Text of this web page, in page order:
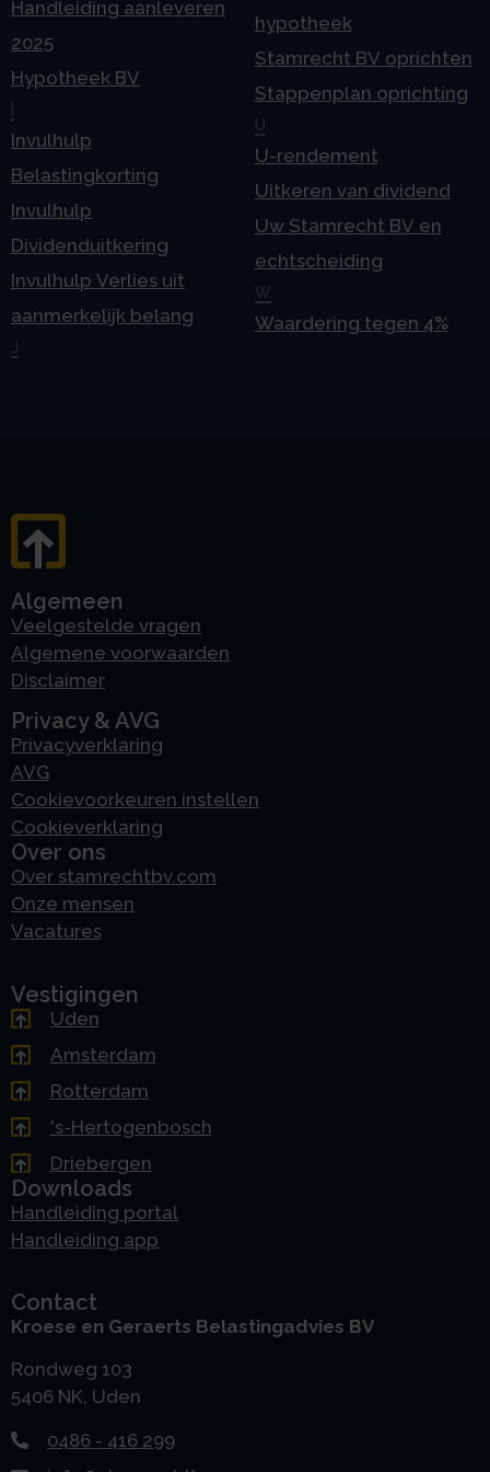
Handleiding aanleveren
2025
Hypotheek BV
Invulhulp
Belastingkorting
Invulhulp
Dividenduitkering
Invulhulp Verlies uit
aanmerkelijk belang
hypotheek
Stamrecht BV oprichten
Stappenplan oprichting
U
U-rendement
Uitkeren van dividend
Uw Stamrecht BV en
echtscheiding
W
Waardering tegen 4%
Algemeen
Veelgestelde vragen
Algemene voorwaarden
Disclaimer
Privacy & AVG
Privacyverklaring
AVG
Cookievoorkeuren instellen
Cookieverklaring
Over ons
Over stamrechtbv.com
Onze mensen
Vacatures
Vestigingen
Uden
Amsterdam
Rotterdam
's-Hertogenbosch
Driebergen
Downloads
Handleiding portal
Handleiding app
Contact
Kroese en Geraerts Belastingadvies BV
Rondweg 103
5406 NK, Uden
0486 - 416 299